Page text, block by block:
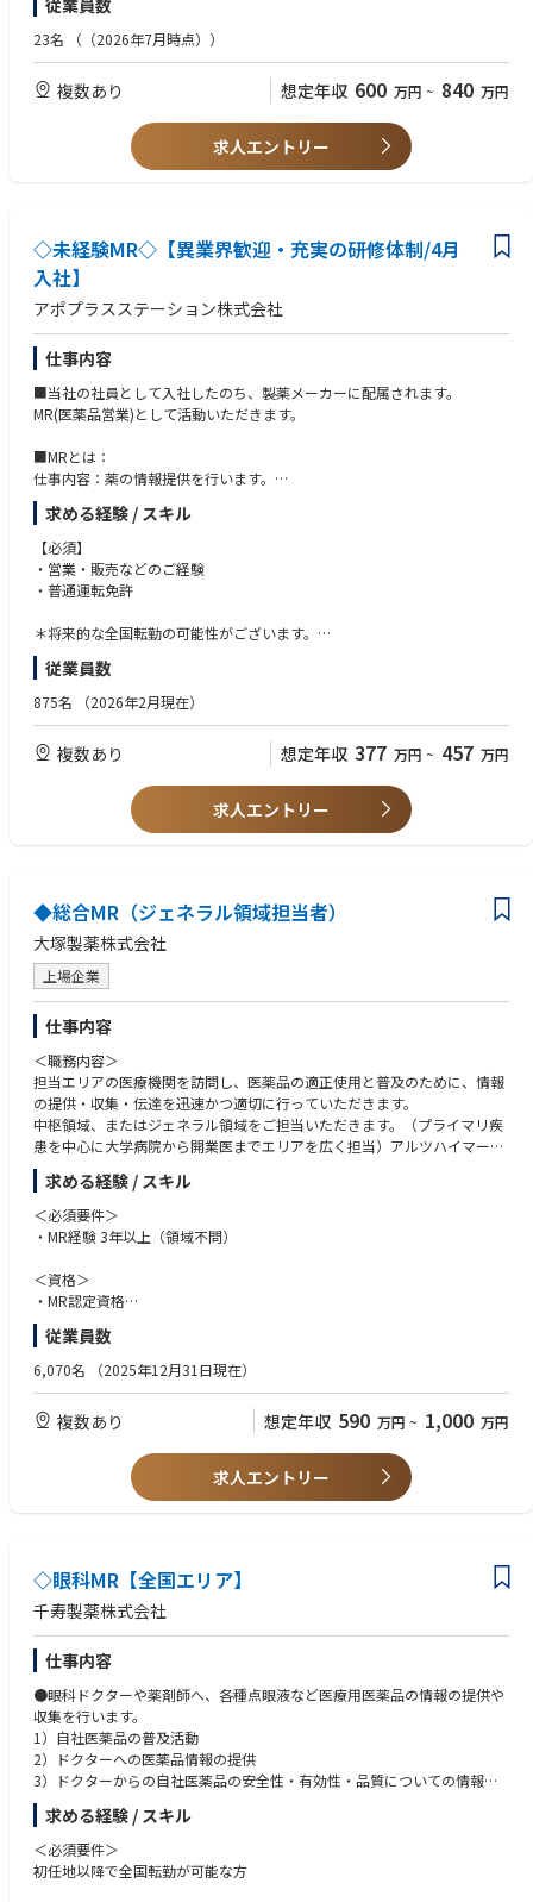
【歓迎】
・エナジーデバイス、スーチャーステープラーの販売経験がある方
従業員数
23名 （（2026年7月時点））
複数あり 想定年収 600 万円 ~ 840 万円
求人エントリー
◇未経験MR◇【異業界歓迎・充実の研修体制/4月
入社】
アポプラスステーション株式会社
仕事内容
■当社の社員として入社したのち、製薬メーカーに配属されます。
MR(医薬品営業)として活動いただきます。
■MRとは：
仕事内容：薬の情報提供を行います。
医療現場で必要とするお薬を、医療機関に提案・情報提供する営業職で
す。
病院へ定期的に訪問し、ご自身が担当している薬について最新の情報提供
を行います。
MRからの提案や啓蒙活動によって、治療法や病名の診断がつかず悩んでい
■MRのメリット：
価格交渉や代金回収といった業務はございませんので、治療の提案に専念
できます。製品の市販後調査も行うため、提供価値を自ら実感できます。
資格取得が必要になりますので、高い専門性が身につき、早く成長が出来
■入社後の流れ：
参考URL：https://www.mr-plus.com/ms/
求める経験 / スキル
【必須】
・営業・販売などのご経験
・普通運転免許
＊将来的な全国転勤の可能性がございます。
（初任地含めた考慮ございます）
従業員数
875名 （2026年2月現在）
複数あり 想定年収 377 万円 ~ 457 万円
求人エントリー
◆総合MR（ジェネラル領域担当者）
大塚製薬株式会社
上場企業
仕事内容
＜職務内容＞
担当エリアの医療機関を訪問し、医薬品の適正使用と普及のために、情報
の提供・収集・伝達を迅速かつ適切に行っていただきます。
中枢領域、またはジェネラル領域をご担当いただきます。（プライマリ疾
患を中心に大学病院から開業医までエリアを広く担当）アルツハイマー型
認知症・高血圧・高脂血症、逆流性食道炎、アトピー
求める経験 / スキル
＜必須要件＞
・MR経験 3年以上（領域不問）
＜資格＞
・MR認定資格
・普通運転免許
＜歓迎要件＞
・社内外の関係部署と協調して連携、行動できるコミュニケーション能力
・周囲を巻き込みながら、業務を遂行できるリーダーシップ
＜マインド・人柄＞
・地域医療に貢献しようとする志のある方
従業員数
6,070名 （2025年12月31日現在）
複数あり 想定年収 590 万円 ~ 1,000 万円
求人エントリー
◇眼科MR【全国エリア】
千寿製薬株式会社
仕事内容
●眼科ドクターや薬剤師へ、各種点眼液など医療用医薬品の情報の提供や
収集を行います。
1）自社医薬品の普及活動
2）ドクターへの医薬品情報の提供
3）ドクターからの自社医薬品の安全性・有効性・品質についての情報収
集
4）収集した情報の迅速な伝達
※本社にて2週間程度製品研修の後、全国の営業所に配属となります。
求める経験 / スキル
＜必須要件＞
初任地以降で全国転勤が可能な方